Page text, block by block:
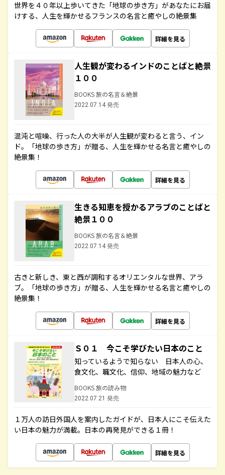
世界を４０年以上歩いてきた「地球の歩き方」があなたにお届
けする、人生を輝かせるフランスの名言と癒やしの絶景集
詳細を見る
人生観が変わるインドのことばと絶景
１００
BOOKS 旅の名言＆絶景
2022.07.14 発売
混沌と喧噪、行った人の大半が人生観が変わると言う、イン
ド。「地球の歩き方」が贈る、人生を輝かせる名言と癒やしの
絶景集！
詳細を見る
生きる知恵を授かるアラブのことばと
絶景１００
BOOKS 旅の名言＆絶景
2022.07.14 発売
古きと新しき、東と西が調和するオリエンタルな世界、アラ
ブ。「地球の歩き方」が贈る、人生を輝かせる名言と癒やしの
絶景集！
詳細を見る
Ｓ０１ 今こそ学びたい日本のこと
知っているようで知らない 日本人の心、
食文化、職文化、信仰、地域の魅力など
BOOKS 旅の読み物
2022.07.21 発売
１万人の訪日外国人を案内したガイドが、日本人にこそ伝えた
い日本の魅力が満載。日本の再発見ができる１冊！
詳細を見る